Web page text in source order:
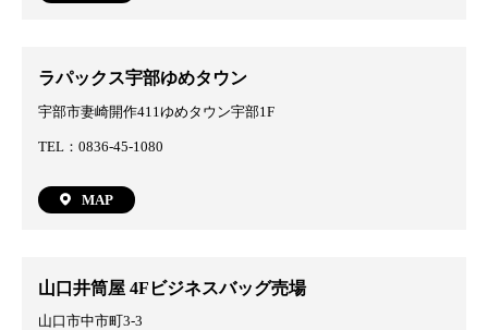
ラパックス宇部ゆめタウン
宇部市妻崎開作411ゆめタウン宇部1F
TEL：0836-45-1080
MAP
山口井筒屋 4Fビジネスバッグ売場
山口市中市町3-3